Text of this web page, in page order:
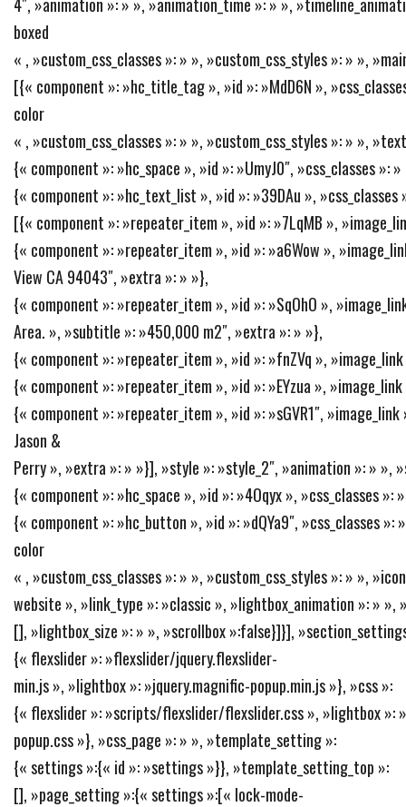
boxed
« , »custom_css_classes »: » », »custom_css_styles »: » »,
[{« component »: »hc_title_tag », »id »: »MdD6N »,
color
« , »custom_css_classes »: » », »custom_css_styles »: » »,
{« component »: »hc_space », »id »: »UmyJ0″, »css_classes
{« component »: »hc_text_list », »id »: »39DAu »,
[{« component »: »repeater_item », »id »: »7LqMB »,
{« component »: »repeater_item », »id »: »a6Wow »,
View CA 94043″, »extra »: » »},
{« component »: »repeater_item », »id »: »SqOhO »,
Area. », »subtitle »: »450,000 m2″, »extra »: » »},
{« component »: »repeater_item », »id »: »fnZVq »,
{« component »: »repeater_item », »id »: »EYzua »,
{« component »: »repeater_item », »id »: »sGVR1″,
Jason &
Perry », »extra »: » »}], »style »: »style_2″, »animation »: » »,
{« component »: »hc_space », »id »: »4Oqyx », »css_classes
{« component »: »hc_button », »id »: »dQYa9″, »css_classes »:
color
« , »custom_css_classes »: » », »custom_css_styles »: » »,
website », »link_type »: »classic », »lightbox_animation »: »
[], »lightbox_size »: » », »scrollbox »:false}]}],
{« flexslider »: »flexslider/jquery.flexslider-
min.js », »lightbox »: »jquery.magnific-popup.min.js »}, »css »:
{« flexslider »: »scripts/flexslider/flexslider.css », »lightbox »:
popup.css »}, »css_page »: » », »template_setting »:
{« settings »:{« id »: »settings »}}, »template_setting_top »:
[], »page_setting »:{« settings »:[« lock-mode-